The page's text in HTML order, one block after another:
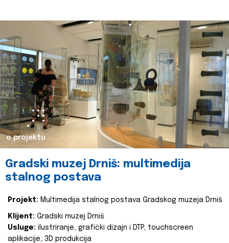
o projektu
Gradski muzej Drniš: multimedija
stalnog postava
Projekt: Multimedija stalnog postava Gradskog muzeja Drniš
Klijent: Gradski muzej Drniš
Usluge: ilustriranje, grafički dizajn i DTP, touchscreen
aplikacije, 3D produkcija